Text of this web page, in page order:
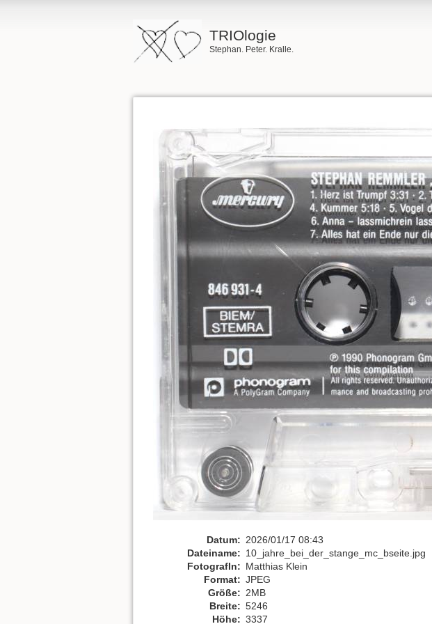
TRIOlogie
Stephan. Peter. Kralle.
Datum: 2026/01/17 08:43
Dateiname: 10_jahre_bei_der_stange_mc_bseite.jpg
FotografIn: Matthias Klein
Format: JPEG
Größe: 2MB
Breite: 5246
Höhe: 3337